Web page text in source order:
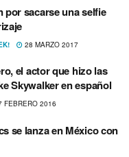
por sacarse una selfie
28 MARZO 2017
el actor que hizo las
Skywalker en español
FEBRERO 2016
se lanza en México con